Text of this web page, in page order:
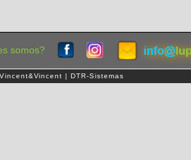
somos?
| DTR-Sistemas